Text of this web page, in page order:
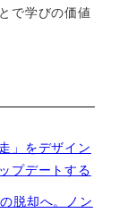
で学びの価値
」をデザイン
プデートする
脱却へ。ノン